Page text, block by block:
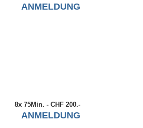
ANMELDUNG
8x 75Min. - CHF 200.-
ANMELDUNG